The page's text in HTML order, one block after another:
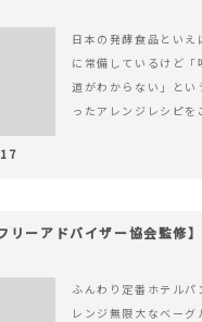
日本の発酵食品といえ
に常備しているけど「
道がわからない」とい
ったアレンジレシピを
リーアドバイザー協会監修
ふんわり定番ホテルパ
レンジ無限大なベー